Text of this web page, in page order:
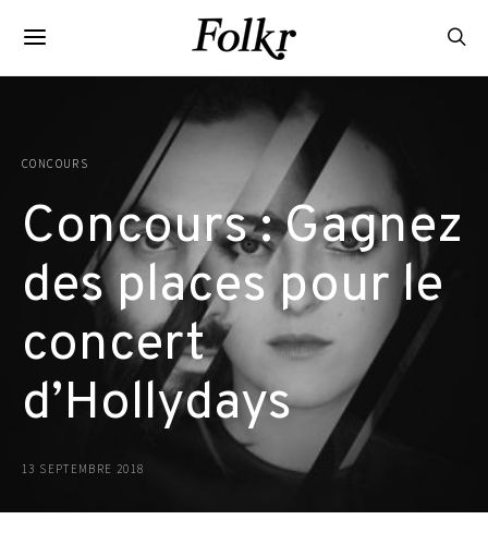
CONCOURS
Concours : Gagnez
des places pour le
concert
d’Hollydays
13 SEPTEMBRE 2018